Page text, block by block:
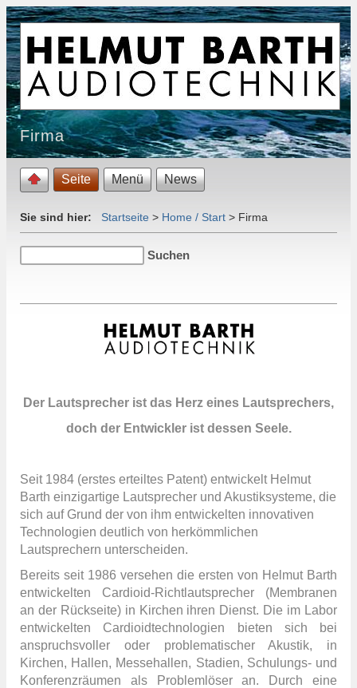
Firma
Seite Menü News
Sie sind hier: Startseite > Home / Start > Firma
Der Lautsprecher ist das Herz eines Lautsprechers,
doch der Entwickler ist dessen Seele.
Seit 1984 (erstes erteiltes Patent) entwickelt Helmut
Barth einzigartige Lautsprecher und Akustiksysteme, die
sich auf Grund der von ihm entwickelten innovativen
Technologien deutlich von herkömmlichen
Lautsprechern unterscheiden.
Bereits seit 1986 versehen die ersten von Helmut Barth
entwickelten Cardioid-Richtlautsprecher (Membranen
an der Rückseite) in Kirchen ihren Dienst. Die im Labor
entwickelten Cardioidtechnologien bieten sich bei
anspruchsvoller oder problematischer Akustik, in
Kirchen, Hallen, Messehallen, Stadien, Schulungs- und
Konferenzräumen als Problemlöser an. Durch eine